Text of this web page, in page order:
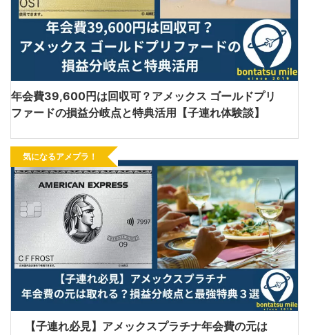
年会費39,600円は回収可？アメックス ゴールドプリ
ファードの損益分岐点と特典活用【子連れ体験談】
気になるアメプラ！
【子連れ必見】アメックスプラチナ年会費の元は